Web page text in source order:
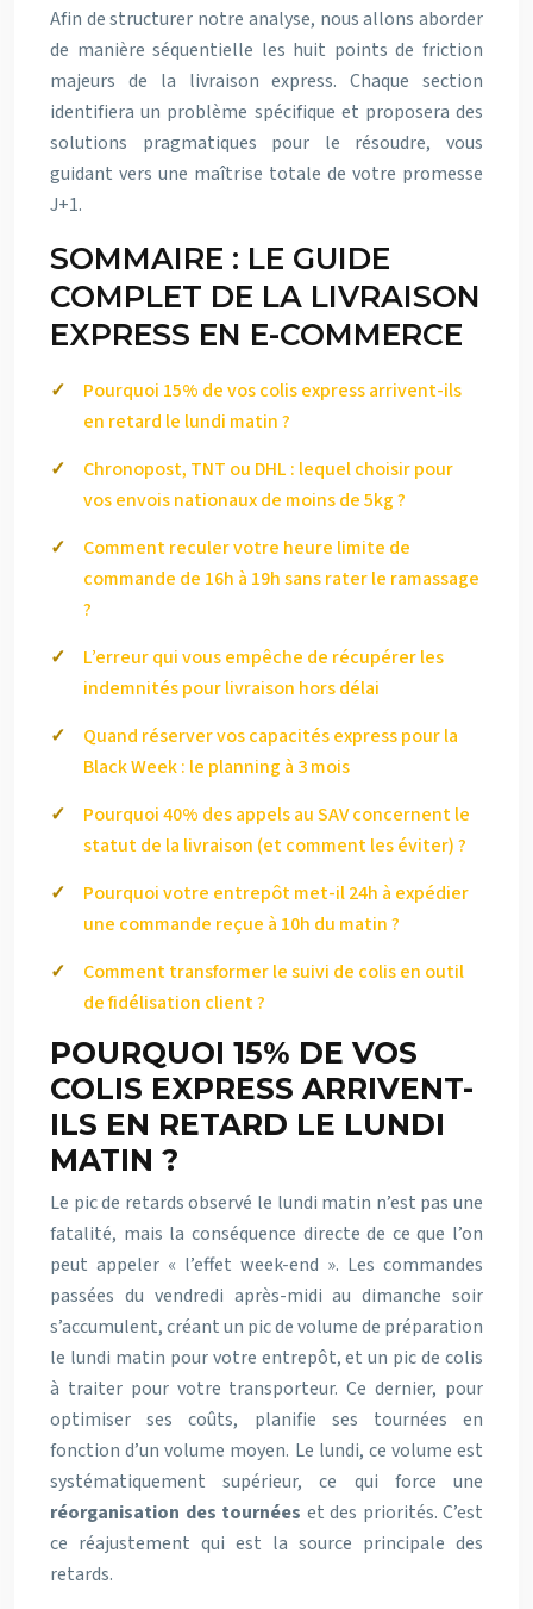
Afin de structurer notre analyse, nous allons aborder
de manière séquentielle les huit points de friction
majeurs de la livraison express. Chaque section
identifiera un problème spécifique et proposera des
solutions pragmatiques pour le résoudre, vous
guidant vers une maîtrise totale de votre promesse
J+1.
SOMMAIRE : LE GUIDE
COMPLET DE LA LIVRAISON
EXPRESS EN E-COMMERCE
Pourquoi 15% de vos colis express arrivent-ils
en retard le lundi matin ?
Chronopost, TNT ou DHL : lequel choisir pour
vos envois nationaux de moins de 5kg ?
Comment reculer votre heure limite de
commande de 16h à 19h sans rater le ramassage
?
L’erreur qui vous empêche de récupérer les
indemnités pour livraison hors délai
Quand réserver vos capacités express pour la
Black Week : le planning à 3 mois
Pourquoi 40% des appels au SAV concernent le
statut de la livraison (et comment les éviter) ?
Pourquoi votre entrepôt met-il 24h à expédier
une commande reçue à 10h du matin ?
Comment transformer le suivi de colis en outil
de fidélisation client ?
POURQUOI 15% DE VOS
COLIS EXPRESS ARRIVENT-
ILS EN RETARD LE LUNDI
MATIN ?
Le pic de retards observé le lundi matin n’est pas une
fatalité, mais la conséquence directe de ce que l’on
peut appeler « l’effet week-end ». Les commandes
passées du vendredi après-midi au dimanche soir
s’accumulent, créant un pic de volume de préparation
le lundi matin pour votre entrepôt, et un pic de colis
à traiter pour votre transporteur. Ce dernier, pour
optimiser ses coûts, planifie ses tournées en
fonction d’un volume moyen. Le lundi, ce volume est
systématiquement supérieur, ce qui force une
réorganisation des tournées et des priorités. C’est
ce réajustement qui est la source principale des
retards.